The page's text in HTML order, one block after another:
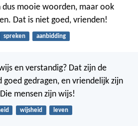
dus mooie woorden, maar ook
Dat is niet goed, vrienden!
spreken aanbidding
en verstandig? Dat zijn de
goed gedragen, en vriendelijk zijn
mensen zijn wijs!
wijsheid leven